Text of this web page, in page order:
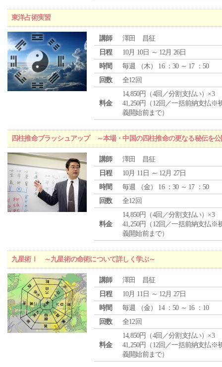
東洋占術実習
講師
澤田 昌征
日程
10月 10日 ～ 12月 26日
時間
毎週 （木） 16 ：30 ～ 17 ：50
回数
全12回
料金
14,850円（4回／分割支払い）×3
41,250円（12回／一括前納支払※
義開始前まで）
四柱推命ブラッシュアップ ～本場・中国の四柱推命の更なる秘伝を
講師
澤田 昌征
日程
10月 11日 ～ 12月 27日
時間
毎週 （金） 16 ：30 ～ 17 ：50
回数
全12回
料金
14,850円（4回／分割支払い）×3
41,250円（12回／一括前納支払※
義開始前まで）
九星術Ⅰ ～九星術の命術について詳しく学ぶ～
講師
澤田 昌征
日程
10月 11日 ～ 12月 27日
時間
毎週 （金） 14 ：50 ～ 16 ：10
回数
全12回
料金
14,850円（4回／分割支払い）×3
41,250円（12回／一括前納支払※
義開始前まで）